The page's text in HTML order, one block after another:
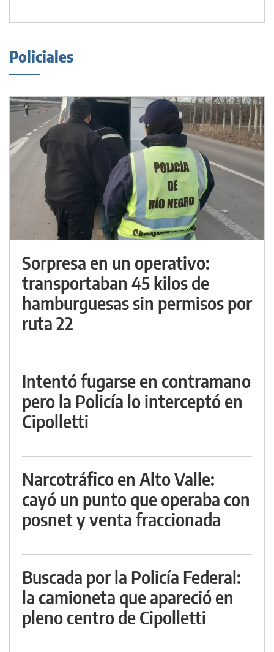
Policiales
Sorpresa en un operativo:
transportaban 45 kilos de
hamburguesas sin permisos por
ruta 22
Intentó fugarse en contramano
pero la Policía lo interceptó en
Cipolletti
Narcotráfico en Alto Valle:
cayó un punto que operaba con
posnet y venta fraccionada
Buscada por la Policía Federal:
la camioneta que apareció en
pleno centro de Cipolletti